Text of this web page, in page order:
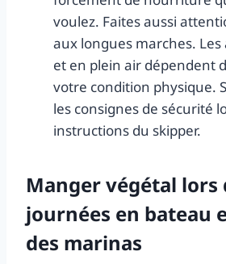
voulez. Faites aussi
aux longues marches.
et en plein air dépendent
votre condition physique.
les consignes de sécurité
instructions du skipper.
Manger végétal lors
journées en bateau
des marinas